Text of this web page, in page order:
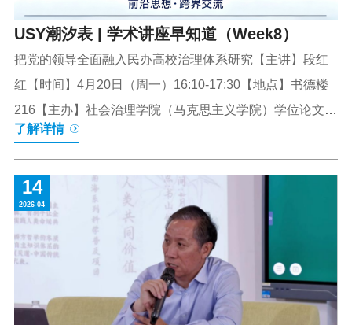
USY潮汐表 | 学术讲座早知道（Week8）
把党的领导全面融入民办高校治理体系研究【主讲】段红
红【时间】4月20日（周一）16:10-17:30【地点】书德楼
216【主办】社会治理学院（马克思主义学院）学位论文的
选题技巧【主讲】张成甦【时间】4月20日（周一）16:40-
17:30【地点】书新4号楼西201【主办】商学院心肺复苏及
海姆立克急救法【主讲】张霞【时间】4月20日（周一）
9:00-9:45【地点】实验室301【主办】旅游与大健康学院
体育本科毕业论文写作规范与常见问题解析【主讲】张禹
【时间】4月21日（周二）11:00-12:00【地点】书新2号楼
东203【主办】旅游与大健康学院海南自贸港建设下绿色金
融发展趋势及展望【主讲】刘恩志【时间】4月21日（周
了解详情
14
2026-04